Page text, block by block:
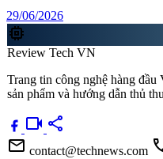
29/06/2026
memory
Review Tech VN
Trang tin công nghệ hàng
sản phẩm và hướng dẫn thủ
videocam share
mail contact@technews.com